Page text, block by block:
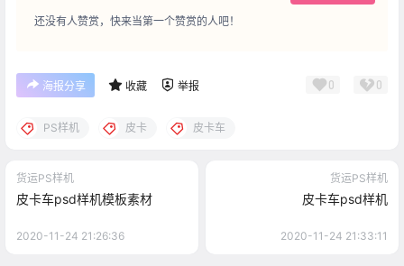
还没有人赞赏，快来当第一个赞赏的人吧！
海报分享 收藏 举报 0 0
PS样机 皮卡 皮卡车
货运PS样机
皮卡车psd样机模板素材
2020-11-24 21:26:36
货运PS样机
皮卡车psd样机
2020-11-24 21:33:11